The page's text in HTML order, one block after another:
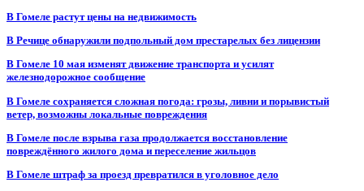
В Гомеле растут цены на недвижимость
В Речице обнаружили подпольный дом престарелых без лицензии
В Гомеле 10 мая изменят движение транспорта и усилят
железнодорожное сообщение
В Гомеле сохраняется сложная погода: грозы, ливни и порывистый
ветер, возможны локальные повреждения
В Гомеле после взрыва газа продолжается восстановление
повреждённого жилого дома и переселение жильцов
В Гомеле штраф за проезд превратился в уголовное дело